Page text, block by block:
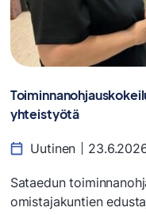
yhteistyötä
Uutinen
Sataedun
omistajakuntien